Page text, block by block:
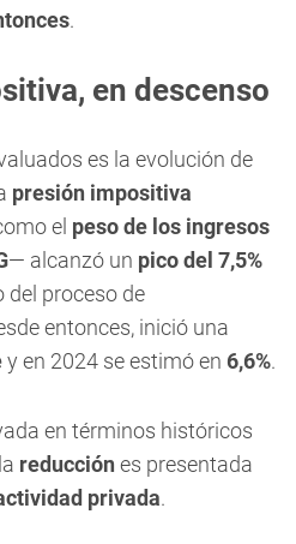
.
en descenso
es la evolución de
presión impositiva
el peso de los ingresos
— alcanzó un pico del 7,5%
del proceso de
entonces, inició una
y en 2024 se estimó en 6,6%.
en términos históricos
reducción es presentada
privada.